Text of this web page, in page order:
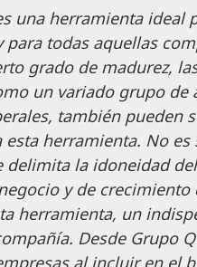
una herramienta ideal
para todas aquellas
grado de madurez,
un variado grupo de
también pueden
herramienta. No
delimita la idoneidad
y de
herramienta, un
Desde Grupo
al incluir en el